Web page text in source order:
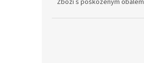
Zboží s poškozeným obalem